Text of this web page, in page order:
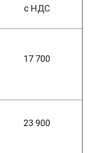
с НДС
17 700
23 900